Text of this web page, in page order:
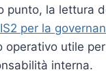
punto, la lettura
per la
operativo utile
interna.